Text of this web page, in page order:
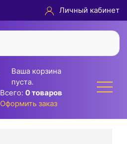
Личный кабинет
Ваша корзина
пуста.
Всего: 0 товаров
Оформить заказ